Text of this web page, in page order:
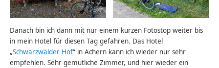
Danach bin ich dann mit nur einem kurzen Fotostop weiter bis
in mein Hotel für diesen Tag gefahren. Das Hotel
„Schwarzwälder Hof“ in Achern kann ich wieder nur sehr
empfehlen. Sehr gemütliche Zimmer, und hier wieder ein